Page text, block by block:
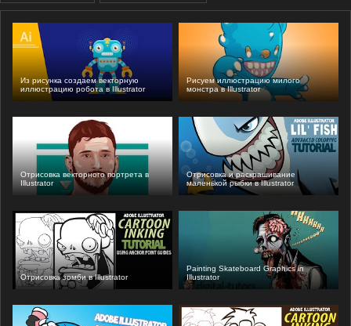
Из рисунка создаем векторную
иллюстрацию робота в Illustrator
Рисуем иллюстрацию милого
монстра в Illustrator
Отрисовка векторного портрета в
Illustrator
Отрисовка и раскрашивание
маленькой рыбки в Illustrator
Отрисовка зомби в Illustrator
Painting Skateboard Graphics in
Illustrator